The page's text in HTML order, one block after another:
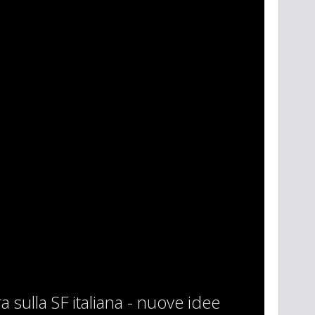
sulla SF italiana - nuove idee